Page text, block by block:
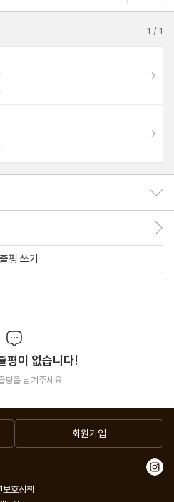
카이 마이슬과 전설적인 랍비 뢰브
등장해 이야기를 끌어간다. 각 작
꿈, 천사, 유령, 마법과 같은 요소
은 잊힌 유대계 역사에 대한 새로운
기들 간 연결성이 촘촘히 그려지는
이야기꾼으로서 페루츠의 재능이
을지도 모를 이야기들
1 /1
평 쓰기
평이 없습니다!
평을 남겨주세요.
회원가입
보호정책